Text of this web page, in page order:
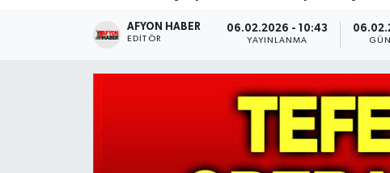
AFYON HABER
EDITÖR
06.02.2026 - 10:43
YAYINLANMA
Magazin